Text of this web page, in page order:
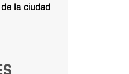
la ciudad